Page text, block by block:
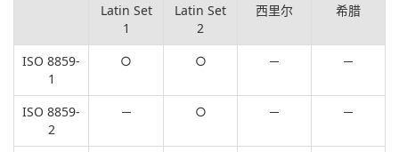
Latin Set
1
Latin Set
2
西里尔 希腊
ISO 8859-
1
○ ○ ─ ─
ISO 8859-
2
─ ○ ─ ─